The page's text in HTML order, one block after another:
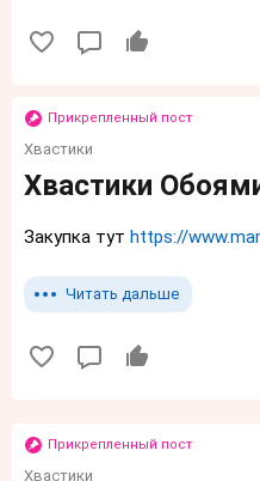
Прикрепленный пост
Хвастики
Хвастики
Закупка тут https://
Читать дальше
Прикрепленный пост
Хвастики